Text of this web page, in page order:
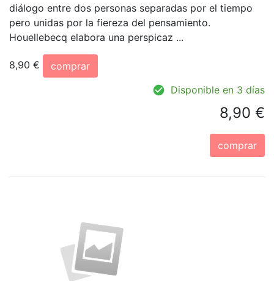
diálogo entre dos personas separadas por el tiempo
pero unidas por la fiereza del pensamiento.
Houellebecq elabora una perspicaz ...
8,90 €
comprar
Disponible en 3 días
8,90 €
comprar